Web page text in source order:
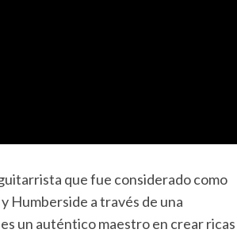
que fue considerado como
Humberside a través de una
un auténtico maestro en crear ricas